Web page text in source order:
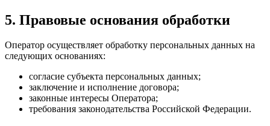
5. Правовые основания обработки
Оператор осуществляет обработку персональных данных на
следующих основаниях:
согласие субъекта персональных данных;
заключение и исполнение договора;
законные интересы Оператора;
требования законодательства Российской Федерации.